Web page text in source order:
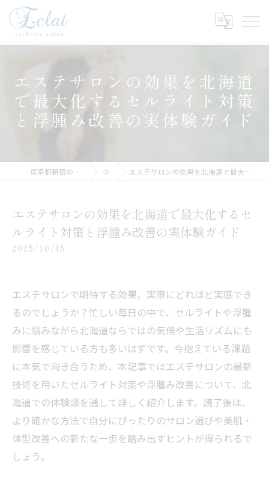
エステサロンの効果を北海道
で最大化するセルライト対策
と浮腫み改善の実体験ガイド
東京都新宿のエステサロンならEclat コラム エステサロンの効果を北海道で最大化するセルライト対策と浮腫み改善の実体験ガイド
エステサロンの効果を北海道で最大化するセ
ルライト対策と浮腫み改善の実体験ガイド
2025/10/15
エステサロンで期待する効果、実際にどれほど実感でき
るのでしょうか？忙しい毎日の中で、セルライトや浮腫
みに悩みながら北海道ならではの気候や生活リズムにも
影響を感じている方も多いはずです。今抱えている課題
に本気で向き合うため、本記事ではエステサロンの最新
技術を用いたセルライト対策や浮腫み改善について、北
海道での体験談を通して詳しく紹介します。読了後は、
より確かな方法で自分にぴったりのサロン選びや美肌・
体型改善への新たな一歩を踏み出すヒントが得られるで
しょう。